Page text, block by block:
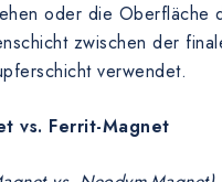
oder die Oberfläche
zwischen der
verwendet.
vs. Ferrit-Magnet